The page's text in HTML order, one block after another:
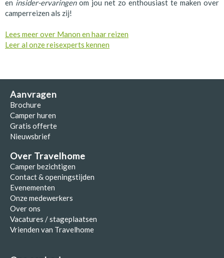
en insider-ervaringen om jou net zo enthousiast te maken over
camperreizen als zij!
Lees meer over Manon en haar reizen
Leer al onze reisexperts kennen
Aanvragen
Brochure
Camper huren
Gratis offerte
Nieuwsbrief
Over Travelhome
Camper bezichtigen
Contact & openingstijden
Evenementen
Onze medewerkers
Over ons
Vacatures / stageplaatsen
Vrienden van Travelhome